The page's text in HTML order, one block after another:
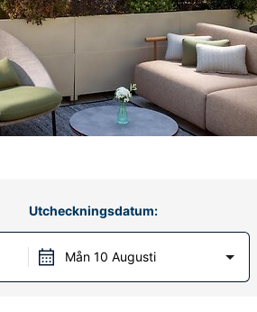
Utcheckningsdatum:
Mån 10 Augusti